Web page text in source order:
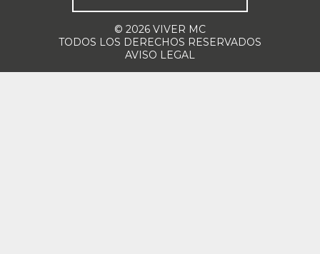
© 2026 VIVER MC
TODOS LOS DERECHOS RESERVADOS
AVISO LEGAL